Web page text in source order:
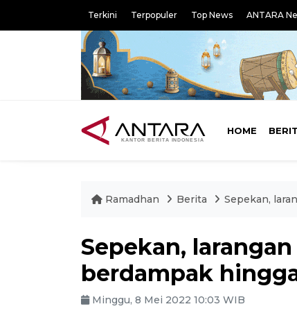
Terkini Terpopuler Top News ANTARA
HOME
Ramadhan Berita Sepekan,
Sepekan,
berdampak
Minggu, 8 Mei 2022 10:03 WIB